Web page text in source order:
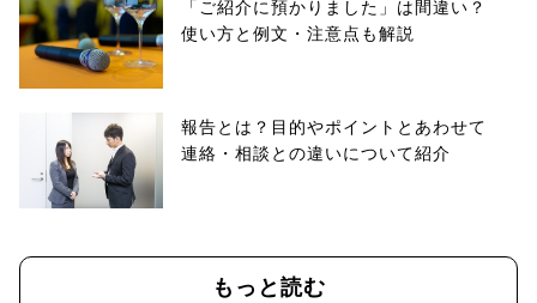
「ご紹介に預かりました」は間違い？
使い方と例文・注意点も解説
報告とは？目的やポイントとあわせて
連絡・相談との違いについて紹介
もっと読む